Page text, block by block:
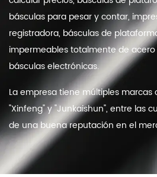
básculas para pesar y contar,
registradora, básculas de
impermeables totalmente de
básculas electrónicas.
La empresa tiene múltiples marcas
"Xinfeng" y "Junkaishun", entre las
de una buena reputación en el